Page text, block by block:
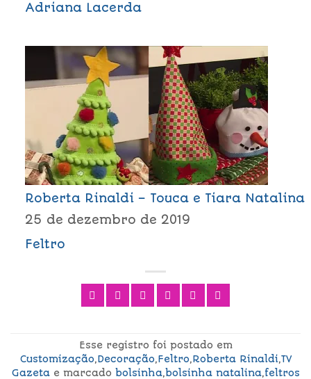
Adriana Lacerda
Roberta Rinaldi – Touca e Tiara Natalina
25 de dezembro de 2019
Feltro
Esse registro foi postado em
Customização,Decoração,Feltro,Roberta Rinaldi,TV
Gazetae marcado bolsinha,bolsinha natalina,feltros